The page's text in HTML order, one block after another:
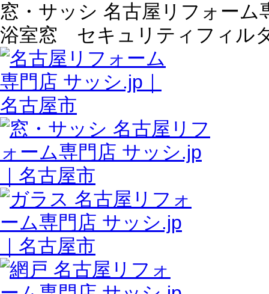
窓・サッシ 名古屋リフォーム
浴室窓 セキュリティフィル